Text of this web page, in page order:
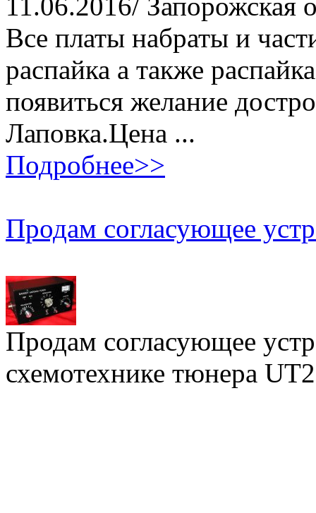
Все платы набраты и
распайка а также
появиться желание
Лаповка.Цена ...
Подробнее>>
Продам согласующее
Продам согласующее
схемотехнике тюнера